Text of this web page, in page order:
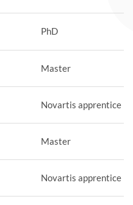
PhD
Master
Novartis apprentice
Master
Novartis apprentice